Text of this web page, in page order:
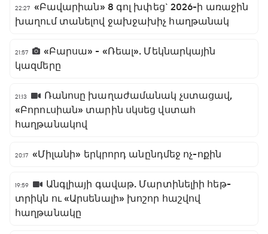
22:27 «Բավարիան» 8 գոլ խփեց` 2026-ի առաջին
խաղում տանելով ջախջախիչ հաղթանակ
21:57
«Բարսա» - «Ռեալ». Մեկնարկային
կազմերը
21:13
Ռանոսը խաղաժամանակ չստացավ,
«Բորուսիան» տարին սկսեց վստահ
հաղթանակով
20:17 «Միլանի» երկրորդ անընդմեջ ոչ-ոքին
19:59
Անգլիայի գավաթ. Մարտինելիի հեթ-
տրիկն ու «Արսենալի» խոշոր հաշվով
հաղթանակը